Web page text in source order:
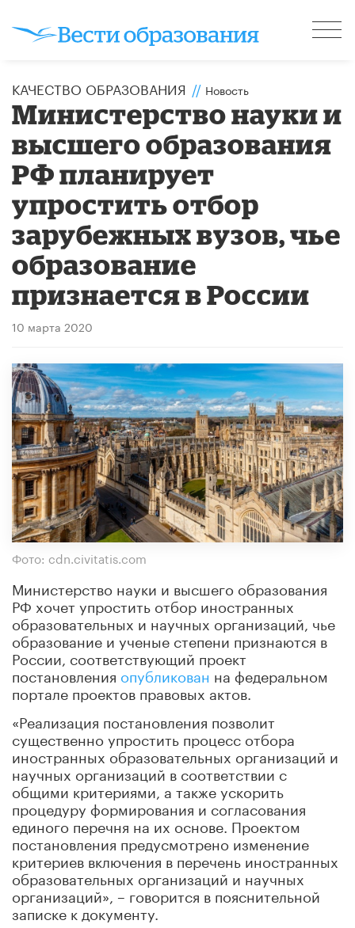
КАЧЕСТВО ОБРАЗОВАНИЯ // Новость
Министерство науки и
высшего образования
РФ планирует
упростить отбор
зарубежных вузов, чье
образование
признается в России
10 марта 2020
Фото: cdn.civitatis.com
Министерство науки и высшего образования
РФ хочет упростить отбор иностранных
образовательных и научных организаций, чье
образование и ученые степени признаются в
России, соответствующий проект
постановления опубликован на федеральном
портале проектов правовых актов.
«Реализация постановления позволит
существенно упростить процесс отбора
иностранных образовательных организаций и
научных организаций в соответствии с
общими критериями, а также ускорить
процедуру формирования и согласования
единого перечня на их основе. Проектом
постановления предусмотрено изменение
критериев включения в перечень иностранных
образовательных организаций и научных
организаций», – говорится в пояснительной
записке к документу.